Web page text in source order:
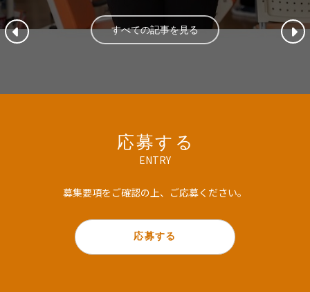
すべての記事を見る
応募する
ENTRY
募集要項をご確認の上、ご応募ください。
応募する